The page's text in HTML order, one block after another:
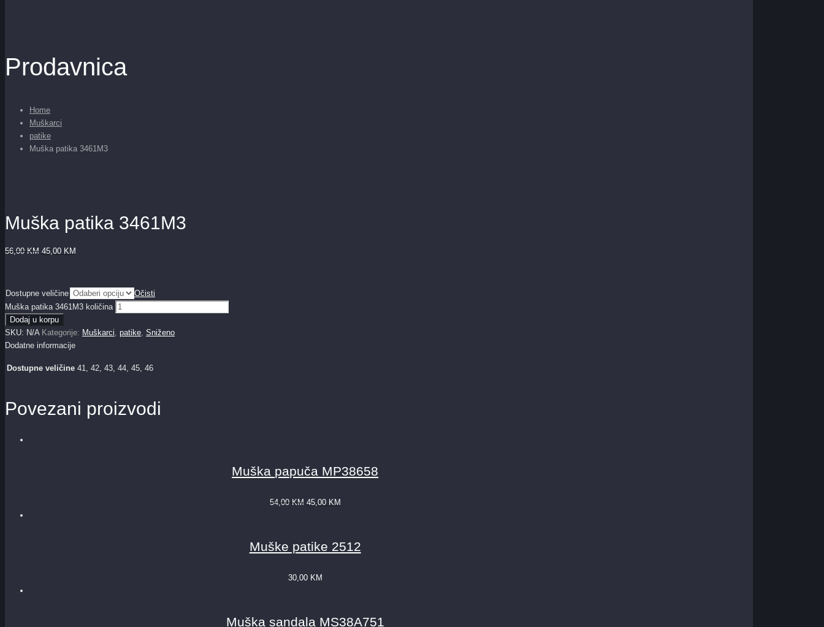
Prodavnica
Home
Muškarci
patike
Muška patika 3461M3
Muška patika 3461M3
56,00 KM 45,00 KM
Dostupne veličine
Očisti
Muška patika 3461M3 količina
Dodaj u korpu
SKU: N/A Kategorije: Muškarci, patike, Sniženo
Dodatne informacije
Dostupne veličine 41, 42, 43, 44, 45, 46
Povezani proizvodi
Muška papuča MP38658
54,00 KM 45,00 KM
Muške patike 2512
30,00 KM
Muška sandala MS38A751